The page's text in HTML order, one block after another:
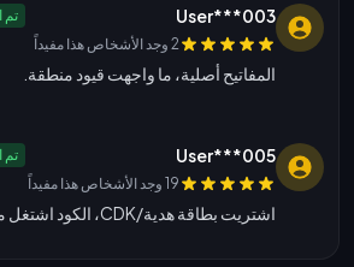
User***003 تم
2 وجد الأشخاص هذا مفيداً
المفاتيح أصلية، ما واجهت قيود منطقة.
User***005 تم
19 وجد الأشخاص هذا مفيداً
اشتريت بطاقة هدية/CDK، الكود اشتغل من أول مرة.